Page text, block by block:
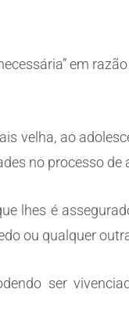
em
velha, ao
no processo de
lhes é
ou qualquer
ser